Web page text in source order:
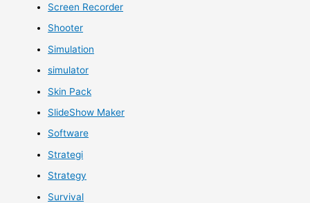
Screen Recorder
Shooter
Simulation
simulator
Skin Pack
SlideShow Maker
Software
Strategi
Strategy
Survival